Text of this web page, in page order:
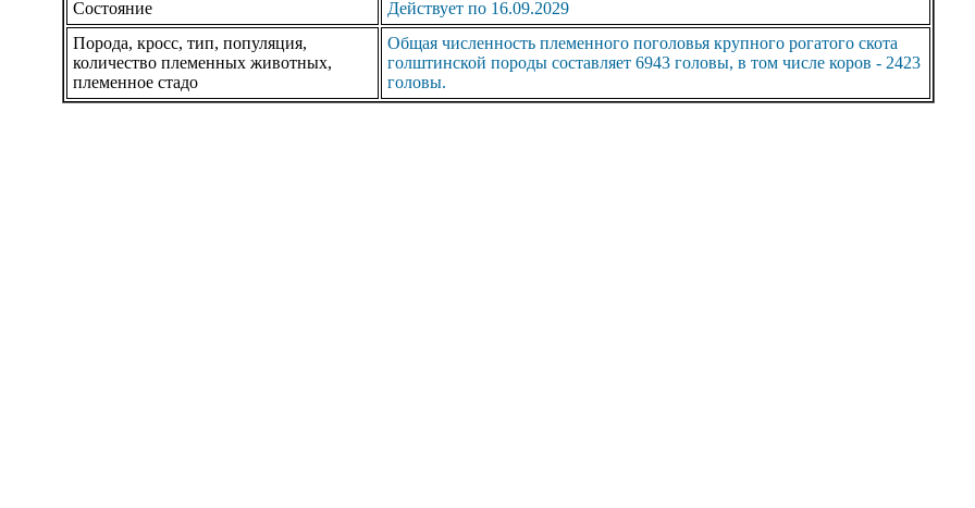
Состояние
Действует по 16.09.2029
Порода, кросс, тип, популяция,
количество племенных животных,
племенное стадо
Общая численность племенного поголовья крупного рогатого скота
голштинской породы составляет 6943 головы, в том числе коров - 2423
головы.